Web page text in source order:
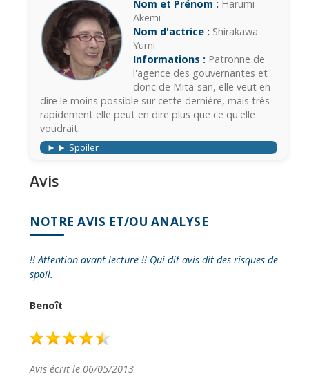
Nom et Prénom : Harumi
Akemi
Nom d'actrice : Shirakawa
Yumi
Informations : Patronne de
l'agence des gouvernantes et
donc de Mita-san, elle veut en
dire le moins possible sur cette dernière, mais très
rapidement elle peut en dire plus que ce qu'elle
voudrait.
Spoiler
Avis
NOTRE AVIS ET/OU ANALYSE
!! Attention avant lecture !! Qui dit avis dit des risques de
spoil.
Benoît
Avis écrit le 06/05/2013